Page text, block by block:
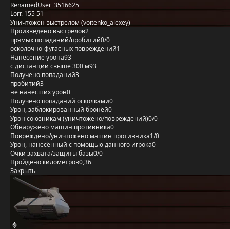
RenamedUser_3516625
Lorr. 155 51
Уничтожен выстрелом (voitenko_alexey)
Произведено выстрелов2
прямых попаданий/пробитий0/0
осколочно-фугасных повреждений1
Нанесение урона93
с дистанции свыше 300 м93
Получено попаданий3
пробитий3
не нанёсших урон0
Получено попаданий осколками0
Урон, заблокированный бронёй0
Урон союзникам (уничтожено/повреждений)0/0
Обнаружено машин противника0
Повреждено/уничтожено машин противника1/0
Урон, нанесённый с помощью данного игрока0
Очки захвата/защиты базы0/0
Пройдено километров0,36
Закрыть